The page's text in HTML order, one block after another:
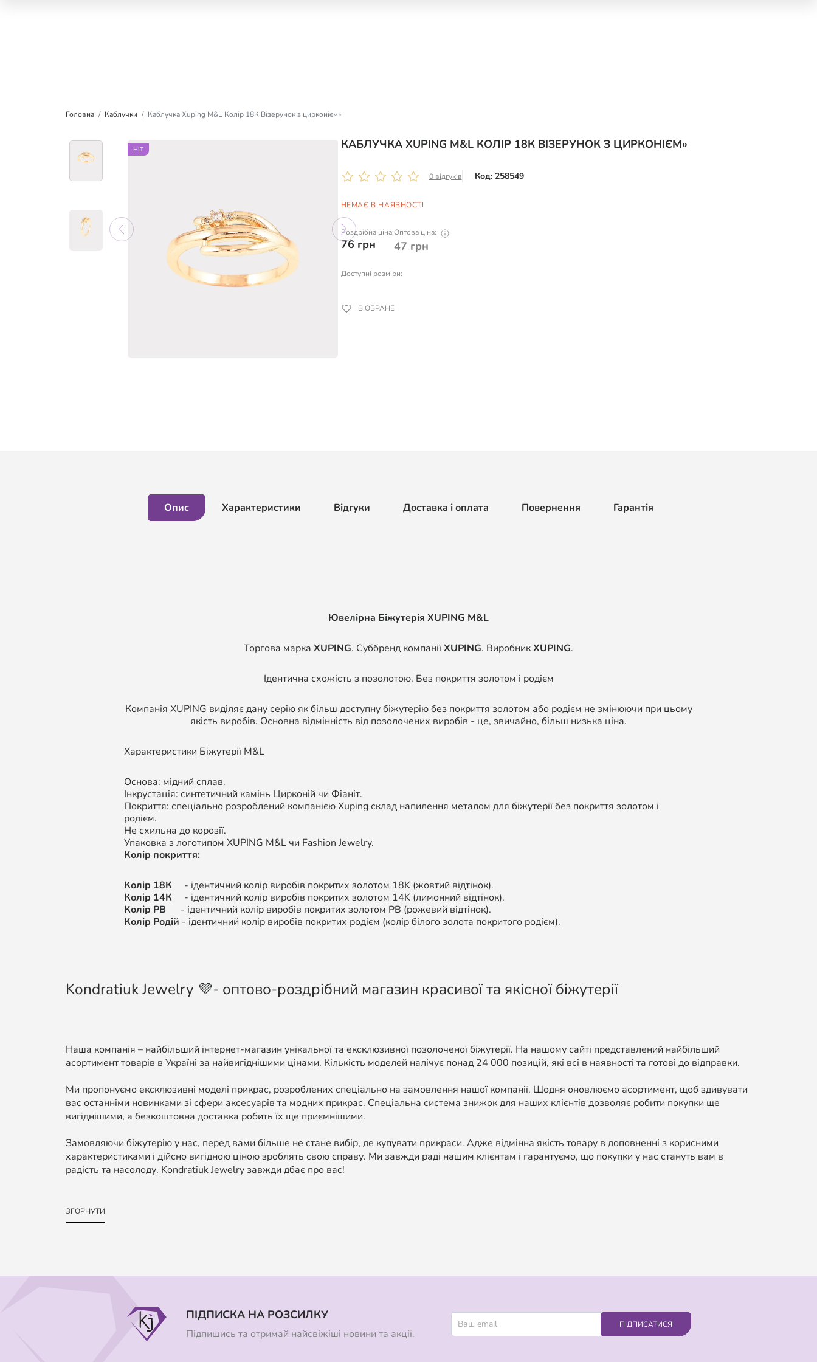
Головна Каблучки Каблучка Xuping M&L Колір 18К Візерунок з цирконієм»
HIT
HIT КАБЛУЧКА XUPING M&L КОЛІР 18К ВІЗЕРУНОК З ЦИРКОНІЄМ»
0 відгуків Код: 258549
НЕМАЄ В НАЯВНОСТІ
Роздрібна ціна:
76 грн
Оптова ціна:
47 грн
Доступні розміри:
В ОБРАНЕ
Опис Характеристики Відгуки Доставка і оплата Повернення Гарантія
Ювелірна Біжутерія XUPING M&L
Торгова марка XUPING. Суббренд компаніїXUPING. ВиробникXUPING.
Ідентична схожість з позолотою. Без покриття золотом і родієм
Компанія XUPING виділяє дану серію як більш доступну біжутерію без покриття золотом або родієм не змінюючи при цьому
якість виробів. Основна відмінність від позолочених виробів - це, звичайно, більш низька ціна.
Характеристики Біжутерії M&L
Основа: мідний сплав.
Інкрустація: синтетичний камінь Цирконій чи Фіаніт.
Покриття: спеціально розроблений компанією Xuping склад напилення металом для біжутерії без покриття золотом і
родієм.
Не схильна до корозії.
Упаковка з логотипом XUPING M&L чи Fashion Jewelry.
Колір покриття:
Колір 18К - ідентичний колір виробів покритих золотом 18K (жовтий відтінок).
Колір 14К - ідентичний колір виробів покритих золотом 14K (лимонний відтінок).
Колір РВ - ідентичний колір виробів покритих золотом РВ (рожевий відтінок).
Колір Родій - ідентичний колір виробів покритих родієм (колір білого золота покритого родієм).
Kondratiuk Jewelry 💜- оптово-роздрібний магазин красивої та якісної біжутерії
Наша компанія – найбільший інтернет-магазин унікальної та ексклюзивної позолоченої біжутерії. На нашому сайті представлений найбільший
асортимент товарів в Україні за найвигіднішими цінами. Кількість моделей налічує понад 24 000 позицій, які всі в наявності та готові до відправки.
Ми пропонуємо ексклюзивні моделі прикрас, розроблених спеціально на замовлення нашої компанії. Щодня оновлюємо асортимент, щоб здивувати
вас останніми новинками зі сфери аксесуарів та модних прикрас. Спеціальна система знижок для наших клієнтів дозволяє робити покупки ще
вигіднішими, а безкоштовна доставка робить їх ще приємнішими.
Замовляючи біжутерію у нас, перед вами більше не стане вибір, де купувати прикраси. Адже відмінна якість товару в доповненні з корисними
характеристиками і дійсно вигідною ціною зроблять свою справу. Ми завжди раді нашим клієнтам і гарантуємо, що покупки у нас стануть вам в
радість та насолоду. Kondratiuk Jewelry завжди дбає про вас!
ЗГОРНУТИ
ПІДПИСКА НА РОЗСИЛКУ
Підпишись та отримай найсвіжіші новини та акції.
ПІДПИСАТИСЯ